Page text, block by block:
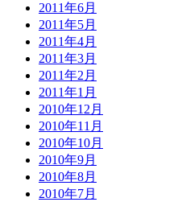
2011年6月
2011年5月
2011年4月
2011年3月
2011年2月
2011年1月
2010年12月
2010年11月
2010年10月
2010年9月
2010年8月
2010年7月